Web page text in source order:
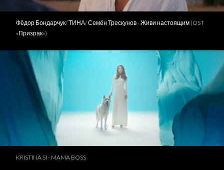
Фёдор Бондарчук/ ТИНА/ Семён Трескунов - Живи настоящим (OST
«Призрак»)
KRISTINA SI - MAMA BOSS